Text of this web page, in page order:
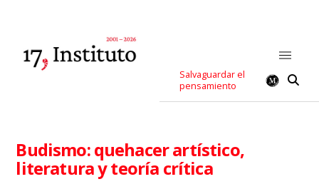
Salvaguardar el
pensamiento
Budismo: quehacer artístico,
literatura y teoría crítica